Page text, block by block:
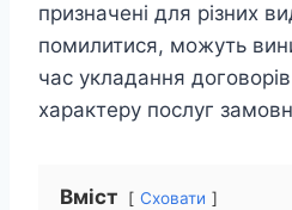
призначені для різних
помилитися, можуть
час укладання
характеру послуг
Вміст Сховати